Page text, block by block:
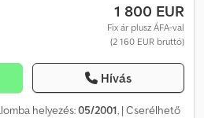
1 800 EUR
Fix ár plusz ÁFA-val
(2 160 EUR bruttó)
Hívás
helyezés:05/2001, | Cserélhető